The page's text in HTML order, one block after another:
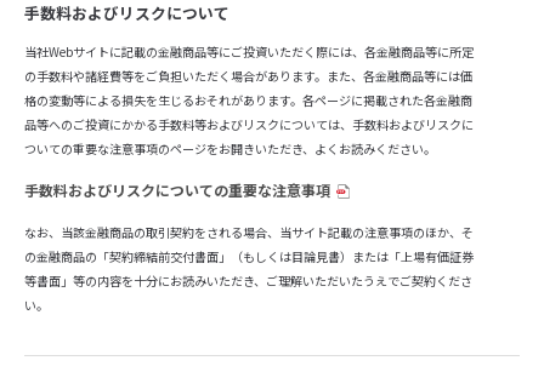
手数料およびリスクについて
当社Webサイトに記載の金融商品等にご投資いただく際には、各金融商品等に所定
の手数料や諸経費等をご負担いただく場合があります。また、各金融商品等には価
格の変動等による損失を生じるおそれがあります。各ページに掲載された各金融商
品等へのご投資にかかる手数料等およびリスクについては、手数料およびリスクに
ついての重要な注意事項のページをお開きいただき、よくお読みください。
手数料およびリスクについての重要な注意事項
なお、当該金融商品の取引契約をされる場合、当サイト記載の注意事項のほか、そ
の金融商品の「契約締結前交付書面」（もしくは目論見書）または「上場有価証券
等書面」等の内容を十分にお読みいただき、ご理解いただいたうえでご契約くださ
い。